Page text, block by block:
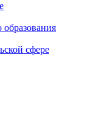
образования
сфере